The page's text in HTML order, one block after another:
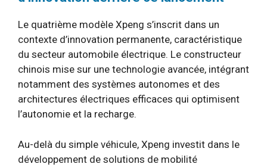
Le quatrième modèle Xpeng s’inscrit dans un
contexte d’innovation permanente, caractéristique
du secteur automobile électrique. Le constructeur
chinois mise sur une technologie avancée, intégrant
notamment des systèmes autonomes et des
architectures électriques efficaces qui optimisent
l’autonomie et la recharge.
Au-delà du simple véhicule, Xpeng investit dans le
développement de solutions de mobilité